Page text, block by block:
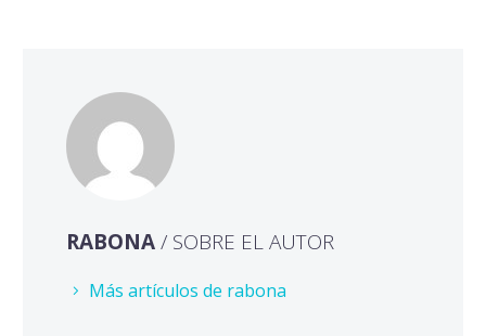
RABONA/ SOBRE EL AUTOR
Más artículos de rabona